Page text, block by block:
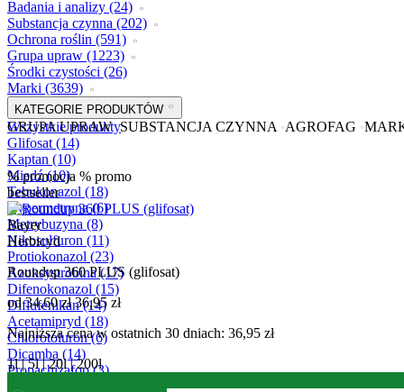
Badania i analizy (24)
Substancja czynna (202)
Ochrona roślin (591)
Grupa upraw (1223)
Środki czystości (26)
Marki (3639)
KATEGORIE PRODUKTÓW
Wszystkie produkty
Glifosat (14)
Kaptan (10)
Miedź (10)
Tebukonazol (18)
Cypermetryna (6)
Metrybuzyna (8)
Nikosulfuron (11)
Protiokonazol (23)
Azoksystrobina (17)
Difenokonazol (15)
Diflufenikan (14)
Acetamipryd (18)
Chlorotoluron (6)
Dicamba (14)
Propachizafop (3)
GRUPA UPRAW SUBSTANCJA CZYNNA AGROFAG
% promocja % promo
bestseller
Bayer
Herbicyd
Roundup 360 PLUS (glifosat)
od 34,60 zł36,95 zł
Najniższa cena w ostatnich 30 dniach: 36,95 zł
1l | 5l | 20l | 200l